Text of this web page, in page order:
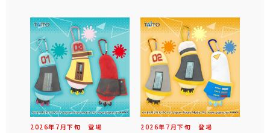
2026年 7 月下旬 登場 2026年 7 月下旬 登場